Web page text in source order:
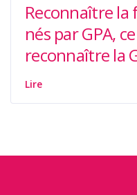
Reconnaître
nés par GPA,
reconnaître la
Lire